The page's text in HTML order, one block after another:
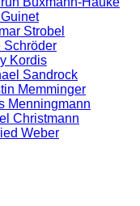
Strobel
Schröder
Kordis
Sandrock
Memminger
Menningmann
Christmann
Weber